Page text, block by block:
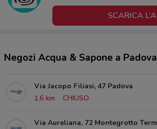
SCARICA
Negozi Acqua & Sapone a Padova
Via Jacopo Filiasi, 47 Padova
1.6 km
CHIUSO
Via Aureliana, 72 Montegrotto